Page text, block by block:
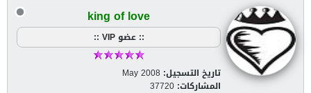
king of love
:: عضو VIP ::
تاريخ التسجيل: May 2008
المشاركات: 37720